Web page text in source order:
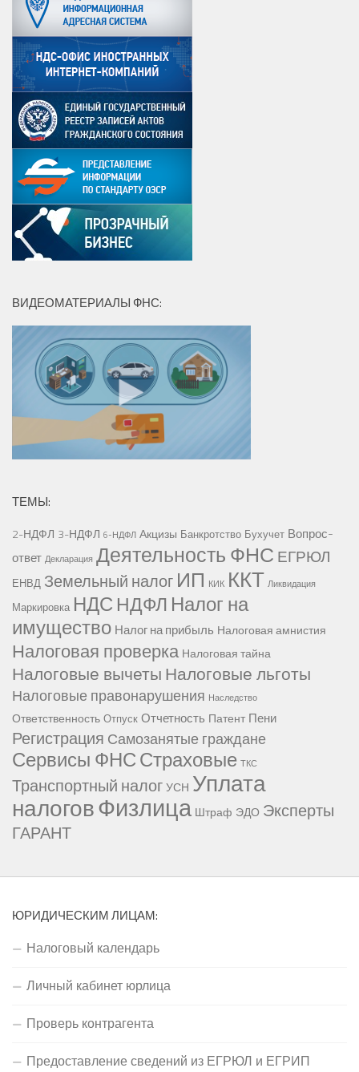
ВИДЕОМАТЕРИАЛЫ ФНС:
ТЕМЫ:
2-НДФЛ 3-НДФЛ 6-НДФЛ Акцизы Банкротство Бухучет Вопрос-
ответ Декларация Деятельность ФНС ЕГРЮЛ
ЕНВД Земельный налог ИП КИК ККТ Ликвидация
Маркировка НДС НДФЛ Налог на
имущество Налог на прибыль Налоговая амнистия
Налоговая проверка Налоговая тайна
Налоговые вычетыНалоговые льготы
Налоговые правонарушения Наследство
Ответственность Отпуск Отчетность Патент Пени
Регистрация Самозанятые граждане
Сервисы ФНССтраховые ТКС
Транспортный налогУСН Уплата
налоговФизлица Штраф ЭДО Эксперты
ГАРАНТ
ЮРИДИЧЕСКИМ ЛИЦАМ:
Налоговый календарь
Личный кабинет юрлица
Проверь контрагента
Предоставление сведений из ЕГРЮЛ и ЕГРИП